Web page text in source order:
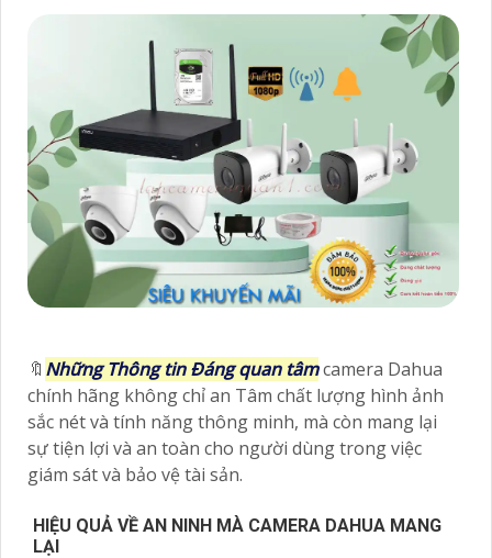
🔖 Những Thông tin Đáng quan tâmcamera Dahua
chính hãng không chỉ an Tâm chất lượng hình ảnh
sắc nét và tính năng thông minh, mà còn mang lại
sự tiện lợi và an toàn cho người dùng trong việc
giám sát và bảo vệ tài sản.
HIỆU QUẢ VỀ AN NINH MÀ CAMERA DAHUA MANG
LẠI